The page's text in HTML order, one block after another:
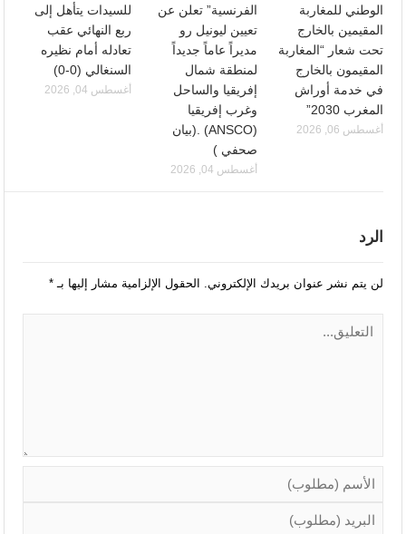
الوطني للمغاربة
المقيمين بالخارج
تحت شعار “المغاربة
المقيمون بالخارج
في خدمة أوراش
المغرب 2030”
أغسطس 06, 2026
الفرنسية” تعلن عن
تعيين ليونيل رو
مديراً عاماً جديداً
لمنطقة شمال
إفريقيا والساحل
وغرب إفريقيا
(ANSCO) .(بيان
صحفي )
أغسطس 04, 2026
للسيدات يتأهل إلى
ربع النهائي عقب
تعادله أمام نظيره
السنغالي (0-0)
أغسطس 04, 2026
الرد
لن يتم نشر عنوان بريدك الإلكتروني. الحقول الإلزامية مشار إليها بـ*